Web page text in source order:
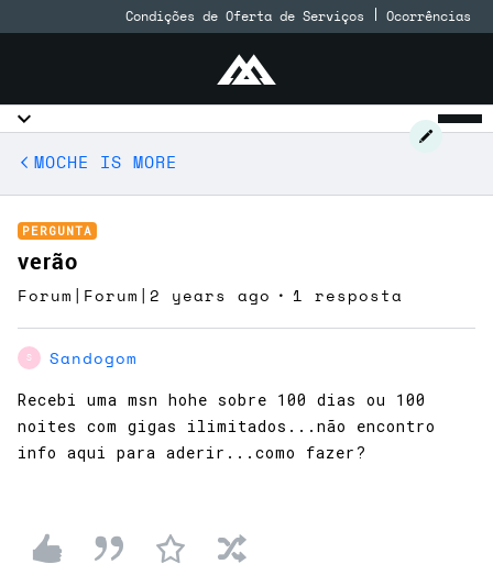
Condições de Oferta de Serviços Ocorrências
MOCHE IS MORE
PERGUNTA
verão
Forum|Forum|2 years ago 1 resposta
S Sandogom
Recebi uma msn hohe sobre 100 dias ou 100
noites com gigas ilimitados...não encontro
info aqui para aderir...como fazer?